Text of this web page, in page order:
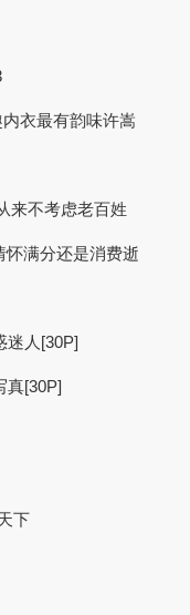
衣最有韵味许嵩
来不考虑老百姓
怀满分还是消费逝
迷人[30P]
真[30P]
下